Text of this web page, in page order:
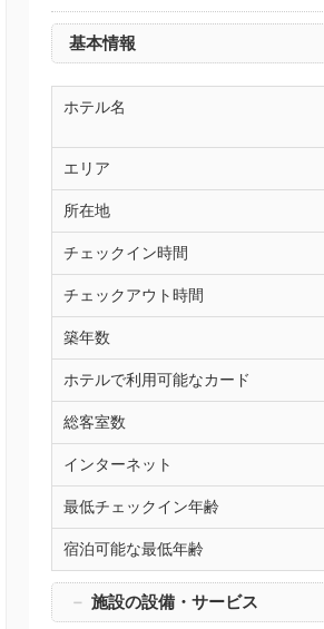
基本情報
ホテル名
エリア
所在地
チェックイン時間
チェックアウト時間
築年数
ホテルで利用可能なカード
総客室数
インターネット
最低チェックイン年齢
宿泊可能な最低年齢
－ 施設の設備・サービス